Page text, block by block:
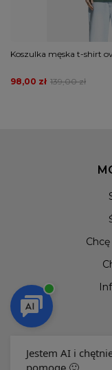
Koszulka męska t-shirt
139,00 zł
98,00 zł